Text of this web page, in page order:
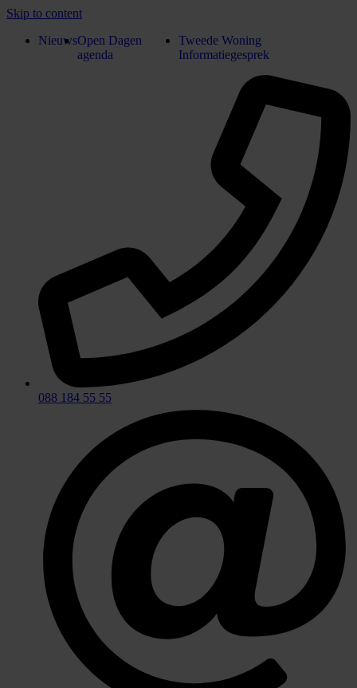
Skip to content
NieuwsOpen Dagen
agenda
Tweede Woning
Informatiegesprek
088 184 55 55